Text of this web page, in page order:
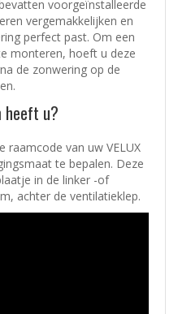
voorgeïnstalleerde
vergemakkelijken en
perfect past. Om een
monteren, hoeft u deze
de zonwering op de
heeft u?
raamcode van uw VELUX
te bepalen. Deze
in de linker -of
achter de ventilatieklep.